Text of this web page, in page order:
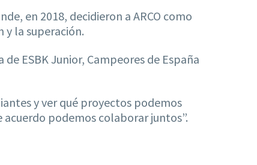
en 2018, decidieron a ARCO como
y la superación.
ESBK Junior, Campeores de España
y ver qué proyectos podemos
podemos colaborar juntos”.